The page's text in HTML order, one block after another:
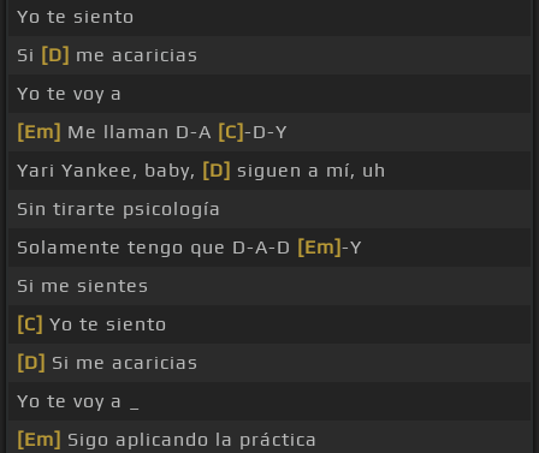
Yo te siento
Si [D] me acaricias
Yo te voy a
[Em] Me llaman D-A [C]-D-Y
Yari Yankee, baby, [D] siguen a mí, uh
Sin tirarte psicología
Solamente tengo que D-A-D [Em]-Y
Si me sientes
[C] Yo te siento
[D] Si me acaricias
Yo te voy a _
[Em] Sigo aplicando la práctica